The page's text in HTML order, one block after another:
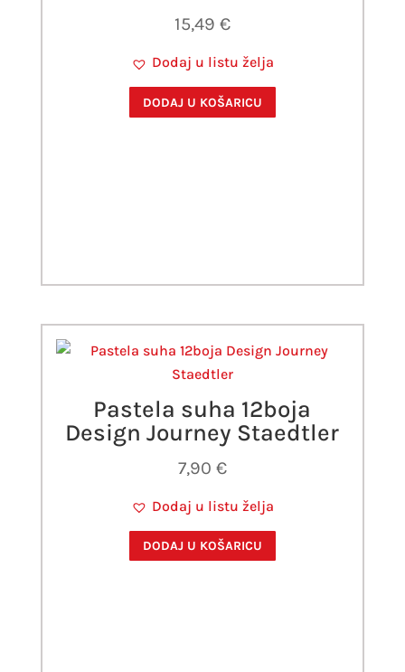
15,49 €
Dodaj u listu želja
DODAJ U KOŠARICU
Pastela suha 12boja
Design Journey Staedtler
7,90 €
Dodaj u listu želja
DODAJ U KOŠARICU